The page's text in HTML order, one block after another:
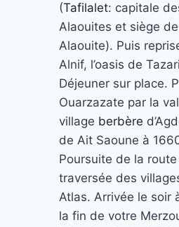
(Tafilalet: capitale
Alaouites et siège
Alaouite). Puis
Alnif, l’oasis de
Déjeuner sur place.
Ouarzazate par la
village berbère
de Ait Saoune à
Poursuite de la
traversée des
Atlas. Arrivée le soir
la fin de votre